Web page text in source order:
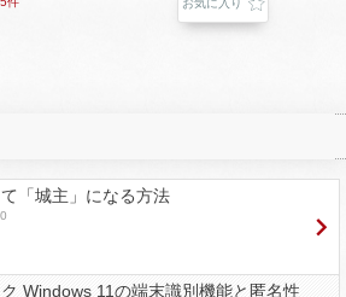
お気に入り
「城主」になる方法
Windows 11の端末識別機能と匿名性